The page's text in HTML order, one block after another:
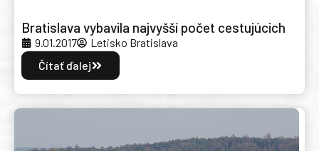
Bratislava vybavila najvyšší počet cestujúcich
9.01.2017
Letisko Bratislava
Čítať ďalej